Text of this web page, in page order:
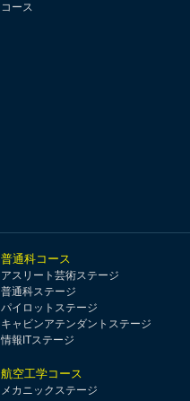
コース
普通科コース
アスリート芸術ステージ
普通科ステージ
パイロットステージ
キャビンアテンダントステージ
情報ITステージ
航空工学コース
メカニックステージ